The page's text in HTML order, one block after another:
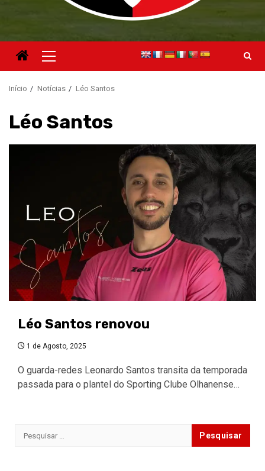
Menu
principal
Início Notícias Léo Santos
Léo Santos
Léo Santos renovou
1 de Agosto, 2025
O guarda-redes Leonardo Santos transita da temporada
passada para o plantel do Sporting Clube Olhanense…
Pesquisar